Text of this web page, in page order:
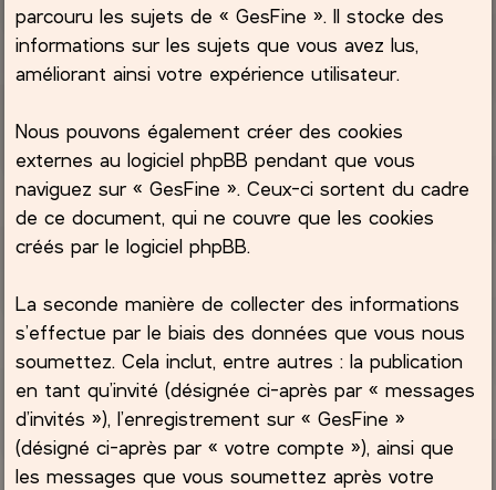
parcouru les sujets de « GesFine ». Il stocke des
informations sur les sujets que vous avez lus,
améliorant ainsi votre expérience utilisateur.
Nous pouvons également créer des cookies
externes au logiciel phpBB pendant que vous
naviguez sur « GesFine ». Ceux-ci sortent du cadre
de ce document, qui ne couvre que les cookies
créés par le logiciel phpBB.
La seconde manière de collecter des informations
s’effectue par le biais des données que vous nous
soumettez. Cela inclut, entre autres : la publication
en tant qu’invité (désignée ci-après par « messages
d’invités »), l’enregistrement sur « GesFine »
(désigné ci-après par « votre compte »), ainsi que
les messages que vous soumettez après votre